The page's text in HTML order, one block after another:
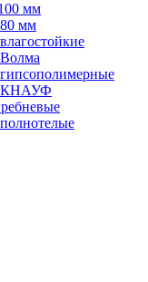
мм
мм
КНАУФ